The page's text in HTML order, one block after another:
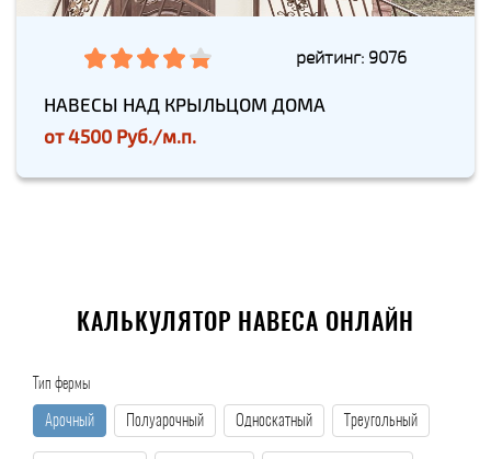
рейтинг: 9076
НАВЕСЫ НАД КРЫЛЬЦОМ ДОМА
от4500 Руб./м.п.
КАЛЬКУЛЯТОР НАВЕСА ОНЛАЙН
Тип фермы
Арочный Полуарочный Односкатный Треугольный